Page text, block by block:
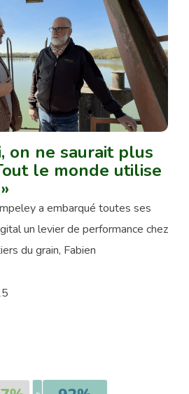
on ne saurait plus
le monde utilise
a embarqué toutes ses
un levier de performance chez
du grain, Fabien